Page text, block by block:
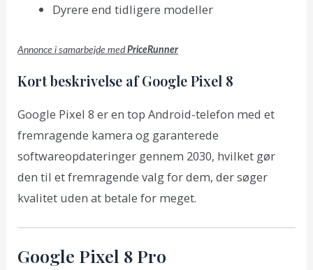
Dyrere end tidligere modeller
Annonce i samarbejde medPriceRunner
Kort beskrivelse af Google Pixel 8
Google Pixel 8 er en top Android-telefon med et
fremragende kamera og garanterede
softwareopdateringer gennem 2030, hvilket gør
den til et fremragende valg for dem, der søger
kvalitet uden at betale for meget.
Google Pixel 8 Pro